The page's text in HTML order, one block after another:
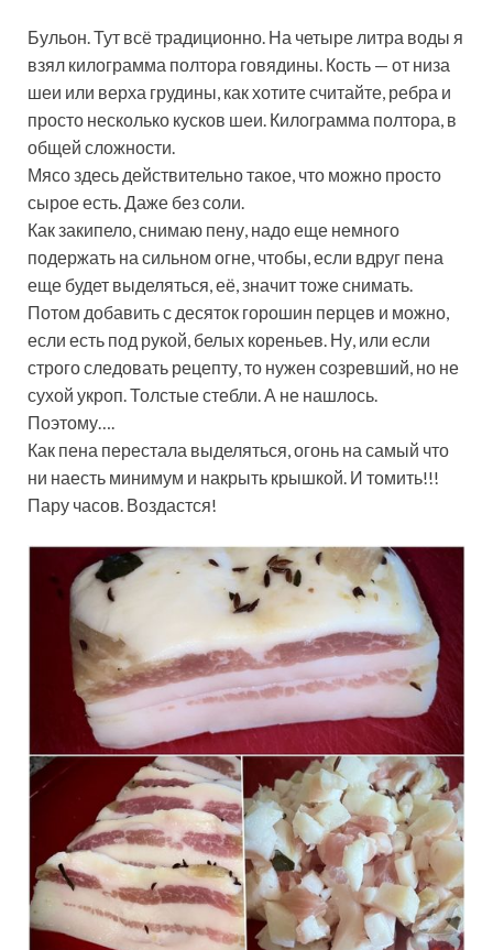
Бульон. Тут всё традиционно. На четыре литра воды я
взял килограмма полтора говядины. Кость — от низа
шеи или верха грудины, как хотите считайте, ребра и
просто несколько кусков шеи. Килограмма полтора, в
общей сложности.
Мясо здесь действительно такое, что можно просто
сырое есть. Даже без соли.
Как закипело, снимаю пену, надо еще немного
подержать на сильном огне, чтобы, если вдруг пена
еще будет выделяться, её, значит тоже снимать.
Потом добавить с десяток горошин перцев и можно,
если есть под рукой, белых кореньев. Ну, или если
строго следовать рецепту, то нужен созревший, но не
сухой укроп. Толстые стебли. А не нашлось.
Поэтому….
Как пена перестала выделяться, огонь на самый что
ни наесть минимум и накрыть крышкой. И томить!!!
Пару часов. Воздастся!